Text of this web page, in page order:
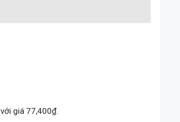
với giá 77,400₫.